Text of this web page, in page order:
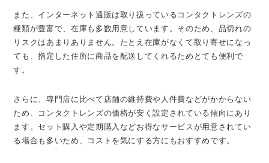
また、インターネット通販は取り扱っているコンタクトレンズの
種類が豊富で、在庫も多数用意しています。そのため、品切れの
リスクはあまりありません。たとえ在庫がなくて取り寄せになっ
ても、指定した住所に商品を配送してくれるためとても便利で
す。
さらに、専門店に比べて店舗の維持費や人件費などがかからない
ため、コンタクトレンズの価格が安く設定されている傾向にあり
ます。セット購入や定期購入などお得なサービスが用意されてい
る場合も多いため、コストを気にする方にもおすすめです。